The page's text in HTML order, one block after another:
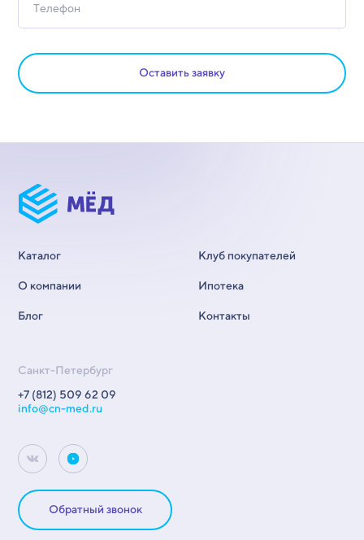
Оставить заявку
Каталог
О компании
Блог
Клуб покупателей
Ипотека
Контакты
Санкт-Петербург
+7 (812) 509 62 09
info@cn-med.ru
Обратный звонок